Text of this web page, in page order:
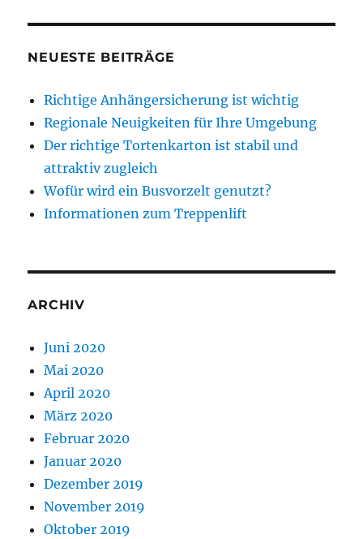
NEUESTE BEITRÄGE
Richtige Anhängersicherung ist wichtig
Regionale Neuigkeiten für Ihre Umgebung
Der richtige Tortenkarton ist stabil und
attraktiv zugleich
Wofür wird ein Busvorzelt genutzt?
Informationen zum Treppenlift
ARCHIV
Juni 2020
Mai 2020
April 2020
März 2020
Februar 2020
Januar 2020
Dezember 2019
November 2019
Oktober 2019